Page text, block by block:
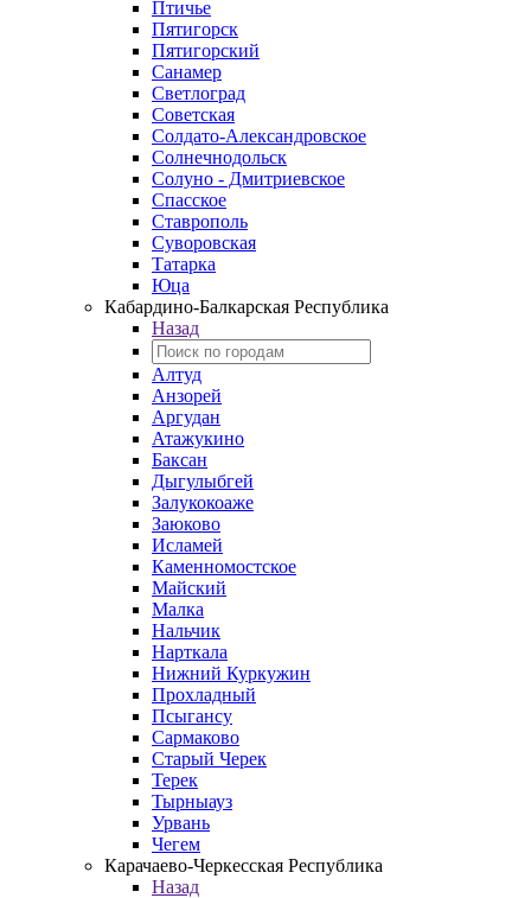
Птичье
Пятигорск
Пятигорский
Санамер
Светлоград
Советская
Солдато-Александровское
Солнечнодольск
Солуно - Дмитриевское
Спасское
Ставрополь
Суворовская
Татарка
Юца
Кабардино‑Балкарская Республика
Назад
Алтуд
Анзорей
Аргудан
Атажукино
Баксан
Дыгулыбгей
Залукокоаже
Заюково
Исламей
Каменномостское
Майский
Малка
Нальчик
Нарткала
Нижний Куркужин
Прохладный
Псыгансу
Сармаково
Старый Черек
Терек
Тырныауз
Урвань
Чегем
Карачаево-Черкесская Республика
Назад